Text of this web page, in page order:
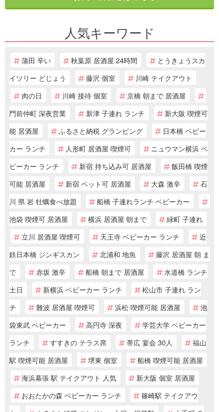
人気キーワード
蒲田 辛い 秋葉原 居酒屋 24時間
とうきょうスカ
イツリー どじょう
藤沢 個室
川崎 テイクアウト
肉の日
川崎 接待 個室
京橋 朝まで 居酒屋
門前仲町 深夜営業
新津 子連れ ランチ
新大阪 喫煙可
能 居酒屋
ふるさと納税 グランピング
日本橋 ベビー
カー ランチ
人形町 居酒屋 喫煙可
ニュウマン横浜 ベ
ビーカー ランチ
新宿 持ち込み可 居酒屋
飯田橋 喫煙
可能 居酒屋
新宿 ペット可 居酒屋 大森 激辛
石
川 県 岩 牡蠣食べ放題
船橋 子連れランチ ベビーカー
池袋 喫煙可 居酒屋
横浜 居酒屋 朝まで
緑町 子連れ
立川 居酒屋 喫煙可
天王寺 ベビーカー ランチ
近
鉄日本橋 ジンギスカン
北浦和 地魚
藤沢 居酒屋 朝 ま
で
赤坂 激辛 船橋 朝まで 居酒屋
水道橋 ランチ
土日
新横浜 ベビーカー ランチ
松山市 子連れ ラン
チ
難波 居酒屋 喫煙可 浜松 喫煙可能 居酒屋
池
袋東武 ベビーカー
高円寺 深夜
学芸大学 ベビーカー
ランチ
すすきの テラス席 帯広 宴会 30人
福山
駅 喫煙可能 居酒屋
堺東 個室
船橋 喫煙可能 居酒屋
海浜幕張 駅 テイクアウト 人気
新大阪 個室 居酒屋
おおたかの森 ベビーカー ランチ
篠崎駅 テイクアウ